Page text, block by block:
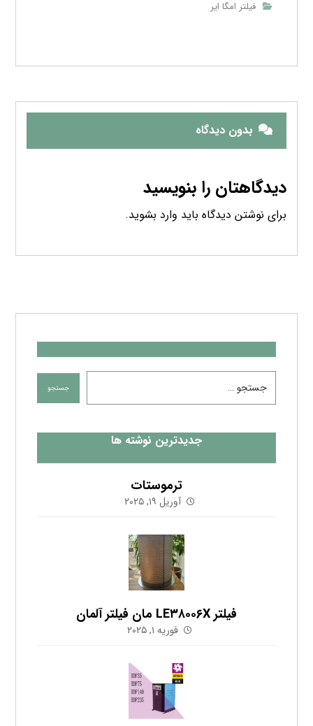
فیلتر امگا ایر
بدون دیدگاه
دیدگاهتان را بنویسید
برای نوشتن دیدگاه باید وارد بشوید.
جدیدترین نوشته ها
ترموستات
آوریل ۱۹, ۲۰۲۵
فیلتر LE۳۸۰۰۶X مان فیلتر آلمان
فوریه ۱, ۲۰۲۵